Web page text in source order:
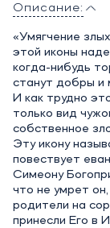
Описание:
«Умягчение
этой иконы
когда-нибудь
станут добры и
И как трудно
только вид
собственное
Эту икону
повествует
Симеону
что не умрет
родители на
принесли Его в